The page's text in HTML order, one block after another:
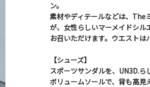
ン。
素材やディテールなどは、The
が、女性らしいマーメイドシル
お召いただけます。ウエストは
【シューズ】
スポーツサンダルを、UN3D.ら
ボリュームソールで、背も高見